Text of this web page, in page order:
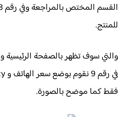
للمنتج.
والتي سوف تظهر بالصفحة الرئيسية
فقط كما موضح بالصورة.